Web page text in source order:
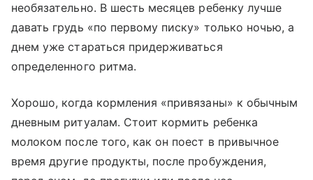
необязательно. В шесть месяцев ребенку лучше
давать грудь «по первому писку» только ночью, а
днем уже стараться придерживаться
определенного ритма.
Хорошо, когда кормления «привязаны» к обычным
дневным ритуалам. Стоит кормить ребенка
молоком после того, как он поест в привычное
время другие продукты, после пробуждения,